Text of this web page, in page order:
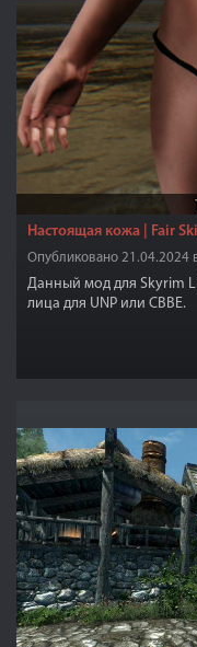
Настоящая кожа | Fair
Опубликовано 21.04.2024
Данный мод для Skyrim
лица для UNP или CBBE.